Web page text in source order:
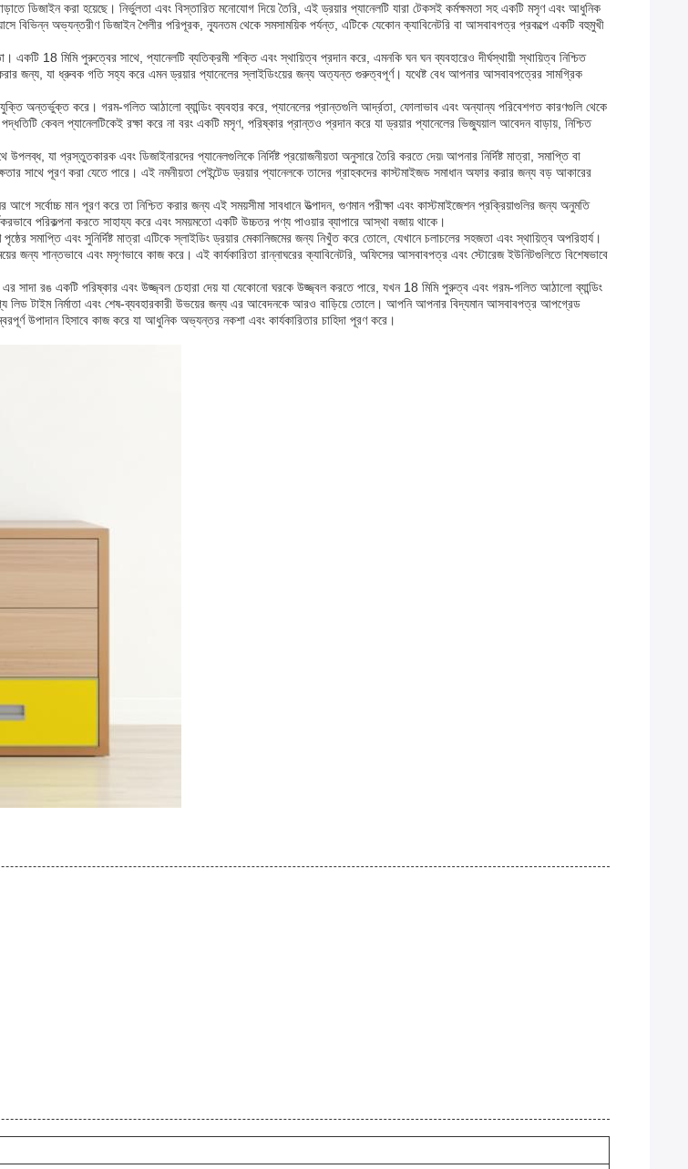
ডিজাইন করা হয়েছে। নির্ভুলতা এবং বিস্তারিত মনোযোগ দিয়ে তৈরি, এই ড্রয়ার প্যানেলটি যারা টেকসই কর্মক্ষমতা সহ একটি মসৃণ এবং আধুনিক
বিভিন্ন অভ্যন্তরীণ ডিজাইন শৈলীর পরিপূরক, ন্যূনতম থেকে সমসাময়িক পর্যন্ত, এটিকে যেকোন ক্যাবিনেটরি বা আসবাবপত্র প্রকল্পে একটি বহুমুখী
একটি 18 মিমি পুরুত্বের সাথে, প্যানেলটি ব্যতিক্রমী শক্তি এবং স্থায়িত্ব প্রদান করে, এমনকি ঘন ঘন ব্যবহারেও দীর্ঘস্থায়ী স্থায়িত্ব নিশ্চিত
জন্য, যা ধ্রুবক গতি সহ্য করে এমন ড্রয়ার প্যানেলের স্লাইডিংয়ের জন্য অত্যন্ত গুরুত্বপূর্ণ। যথেষ্ট বেধ আপনার আসবাবপত্রের সামগ্রিক
অন্তর্ভুক্ত করে। গরম-গলিত আঠালো ব্যান্ডিং ব্যবহার করে, প্যানেলের প্রান্তগুলি আর্দ্রতা, ফোলাভাব এবং অন্যান্য পরিবেশগত কারণগুলি থেকে
কেবল প্যানেলটিকেই রক্ষা করে না বরং একটি মসৃণ, পরিষ্কার প্রান্তও প্রদান করে যা ড্রয়ার প্যানেলের ভিজ্যুয়াল আবেদন বাড়ায়, নিশ্চিত
যা প্রস্তুতকারক এবং ডিজাইনারদের প্যানেলগুলিকে নির্দিষ্ট প্রয়োজনীয়তা অনুসারে তৈরি করতে দেয়৷ আপনার নির্দিষ্ট মাত্রা, সমাপ্তি বা
সাথে পূরণ করা যেতে পারে। এই নমনীয়তা পেইন্টেড ড্রয়ার প্যানেলকে তাদের গ্রাহকদের কাস্টমাইজড সমাধান অফার করার জন্য বড় আকারের
সর্বোচ্চ মান পূরণ করে তা নিশ্চিত করার জন্য এই সময়সীমা সাবধানে উত্পাদন, গুণমান পরীক্ষা এবং কাস্টমাইজেশন প্রক্রিয়াগুলির জন্য অনুমতি
পরিকল্পনা করতে সাহায্য করে এবং সময়মতো একটি উচ্চতর পণ্য পাওয়ার ব্যাপারে আস্থা বজায় থাকে।
সমাপ্তি এবং সুনির্দিষ্ট মাত্রা এটিকে স্লাইডিং ড্রয়ার মেকানিজমের জন্য নিখুঁত করে তোলে, যেখানে চলাচলের সহজতা এবং স্থায়িত্ব অপরিহার্য।
জন্য শান্তভাবে এবং মসৃণভাবে কাজ করে। এই কার্যকারিতা রান্নাঘরের ক্যাবিনেটরি, অফিসের আসবাবপত্র এবং স্টোরেজ ইউনিটগুলিতে বিশেষভাবে
এর সাদা রঙ একটি পরিষ্কার এবং উজ্জ্বল চেহারা দেয় যা যেকোনো ঘরকে উজ্জ্বল করতে পারে, যখন 18 মিমি পুরুত্ব এবং গরম-গলিত আঠালো ব্যান্ডিং
লিড টাইম নির্মাতা এবং শেষ-ব্যবহারকারী উভয়ের জন্য এর আবেদনকে আরও বাড়িয়ে তোলে। আপনি আপনার বিদ্যমান আসবাবপত্র আপগ্রেড
উপাদান হিসাবে কাজ করে যা আধুনিক অভ্যন্তর নকশা এবং কার্যকারিতার চাহিদা পূরণ করে।